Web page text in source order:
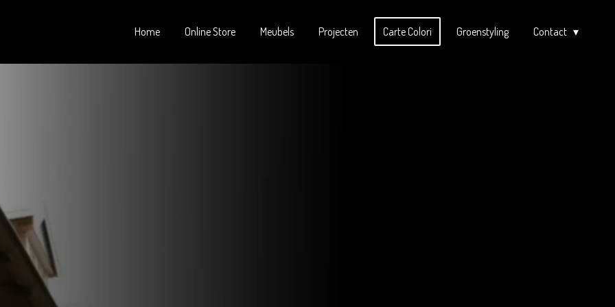
Home Online Store Meubels Projecten Carte Colori Groenstyling Contact